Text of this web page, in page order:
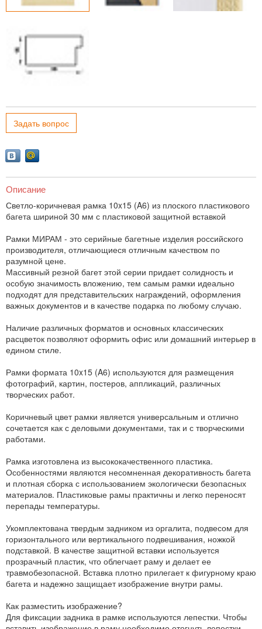
Задать вопрос
Описание
Светло-коричневая рамка 10x15 (A6) из плоского пластикового
багета шириной 30 мм с пластиковой защитной вставкой
Рамки МИРАМ - это серийные багетные изделия российского
производителя, отличающиеся отличным качеством по
разумной цене.
Массивный резной багет этой серии придает солидность и
особую значимость вложению, тем самым рамки идеально
подходят для представительских награждений, оформления
важных документов и в качестве подарка по любому случаю.
Наличие различных форматов и основных классических
расцветок позволяют оформить офис или домашний интерьер в
едином стиле.
Рамки формата 10x15 (A6) используются для размещения
фотографий, картин, постеров, аппликаций, различных
творческих работ.
Коричневый цвет рамки является универсальным и отлично
сочетается как с деловыми документами, так и с творческими
работами.
Рамка изготовлена из высококачественного пластика.
Особенностями являются несомненная декоративность багета
и плотная сборка с использованием экологически безопасных
материалов. Пластиковые рамы практичны и легко переносят
перепады температуры.
Укомплектована твердым задником из оргалита, подвесом для
горизонтального или вертикального подвешивания, ножкой
подставкой. В качестве защитной вставки используется
прозрачный пластик, что облегчает раму и делает ее
травмобезопасной. Вставка плотно прилегает к фигурному краю
багета и надежно защищает изображение внутри рамы.
Как разместить изображение?
Для фиксации задника в рамке используются лепестки. Чтобы